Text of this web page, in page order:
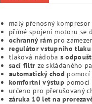
malý přenosný
přímé spojení motoru se
ochranný rámpro
regulátor vstupního tlaku
tlaková nádoba s
sací filtr ze skládaného
automatický chod
komfortní výstup
určeno pro přerušovaný
záruka 10 let na